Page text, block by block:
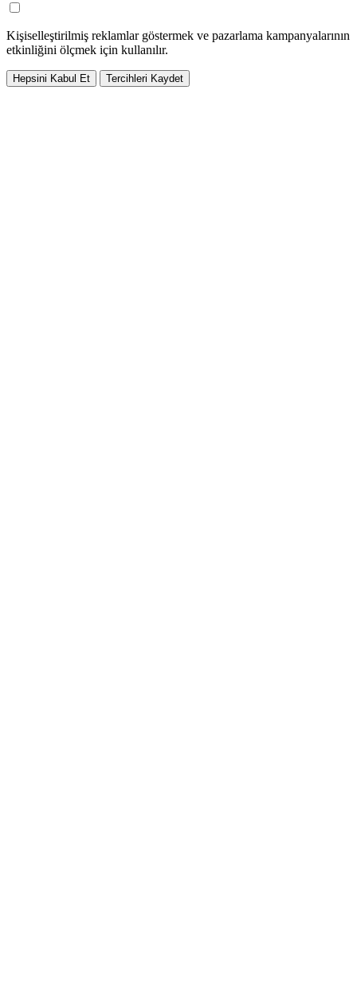
Kişiselleştirilmiş reklamlar göstermek ve pazarlama kampanyalarının
etkinliğini ölçmek için kullanılır.
Hepsini Kabul Et Tercihleri Kaydet